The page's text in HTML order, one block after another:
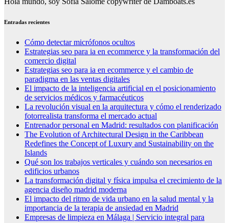
Entradas recientes
Cómo detectar micrófonos ocultos
Estrategias seo para ia en ecommerce y la transformación del
comercio digital
Estrategias seo para ia en ecommerce y el cambio de
paradigma en las ventas digitales
El impacto de la inteligencia artificial en el posicionamiento
de servicios médicos y farmacéuticos
La revolución visual en la arquitectura y cómo el renderizado
fotorrealista transforma el mercado actual
Entrenador personal en Madrid: resultados con planificación
The Evolution of Architectural Design in the Caribbean
Redefines the Concept of Luxury and Sustainability on the
Islands
Qué son los trabajos verticales y cuándo son necesarios en
edificios urbanos
La transformación digital y física impulsa el crecimiento de la
agencia diseño madrid moderna
El impacto del ritmo de vida urbano en la salud mental y la
importancia de la terapia de ansiedad en Madrid
Empresas de limpieza en Málaga | Servicio integral para